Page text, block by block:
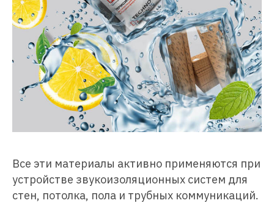
Все эти материалы активно применяются при
устройстве звукоизоляционных систем для
стен, потолка, пола и трубных коммуникаций.